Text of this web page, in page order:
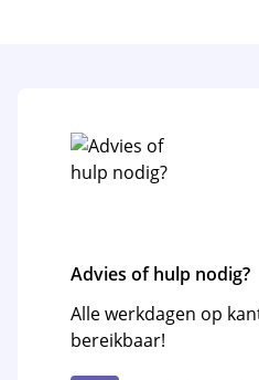
Advies of hulp nodig?
Alle werkdagen op
bereikbaar!